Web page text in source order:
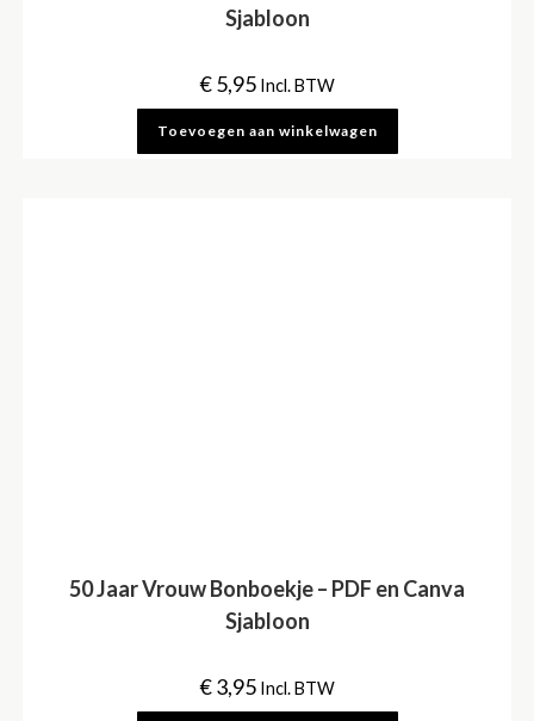
Sjabloon
€5,95 Incl. BTW
Toevoegen aan winkelwagen
50 Jaar Vrouw Bonboekje – PDF en Canva
Sjabloon
€3,95 Incl. BTW